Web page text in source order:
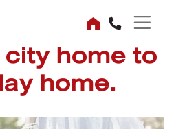
home to
home.